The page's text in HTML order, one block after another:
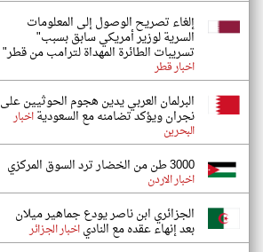
إلغاء تصريح الوصول إلى المعلومات
السرية لوزير أمريكي سابق بسبب"
تسريبات الطائرة المهداة لترامب من قطر"
اخبار قطر
البرلمان العربي يدين هجوم الحوثيين على
نجران ويؤكد تضامنه مع السعوديةاخبار
البحرين
3000 طن من الخضار ترد السوق المركزي
اخبار الاردن
الجزائري ابن ناصر يودع جماهير ميلان
بعد إنهاء عقده مع النادياخبار الجزائر